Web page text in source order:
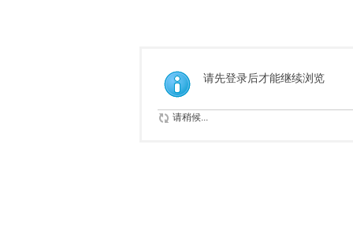
索
请先登录后才能继续浏览
请稍候...